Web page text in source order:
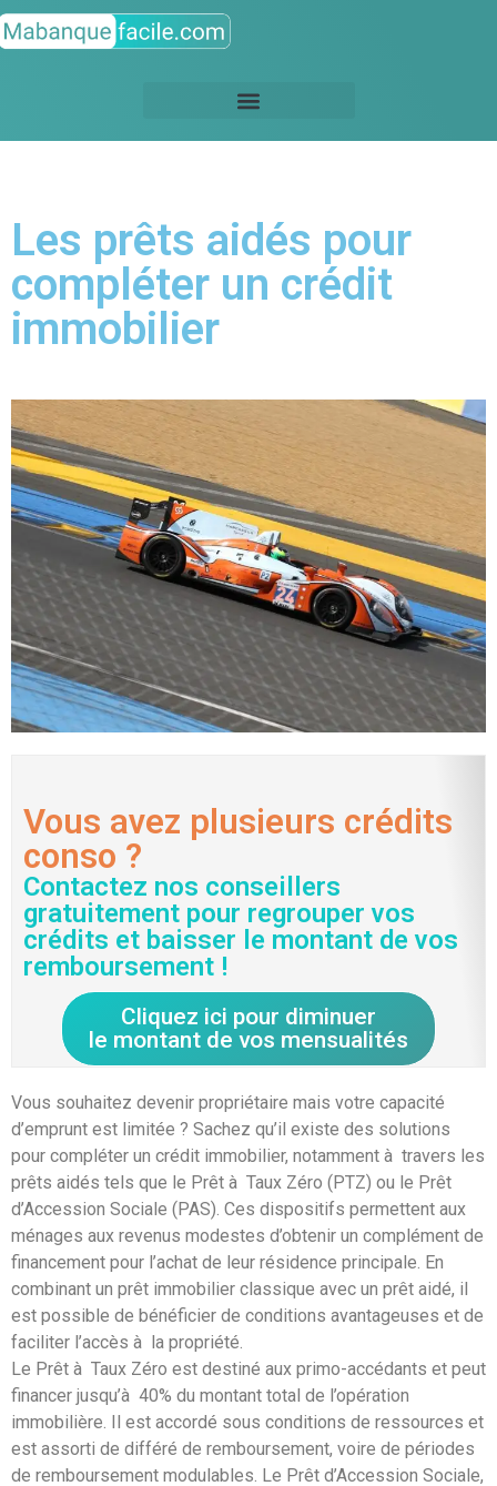
Les prêts aidés pour
compléter un crédit
immobilier
Vous avez plusieurs crédits
conso ?
Contactez nos conseillers
gratuitement pour regrouper vos
crédits et baisser le montant de vos
remboursement !
Cliquez ici pour diminuer
le montant de vos mensualités
Vous souhaitez devenir propriétaire mais votre capacité
d’emprunt est limitée ? Sachez qu’il existe des solutions
pour compléter un crédit immobilier, notamment à travers les
prêts aidés tels que le Prêt à Taux Zéro (PTZ) ou le Prêt
d’Accession Sociale (PAS). Ces dispositifs permettent aux
ménages aux revenus modestes d’obtenir un complément de
financement pour l’achat de leur résidence principale. En
combinant un prêt immobilier classique avec un prêt aidé, il
est possible de bénéficier de conditions avantageuses et de
faciliter l’accès à la propriété.
Le Prêt à Taux Zéro est destiné aux primo-accédants et peut
financer jusqu’à 40% du montant total de l’opération
immobilière. Il est accordé sous conditions de ressources et
est assorti de différé de remboursement, voire de périodes
de remboursement modulables. Le Prêt d’Accession Sociale,